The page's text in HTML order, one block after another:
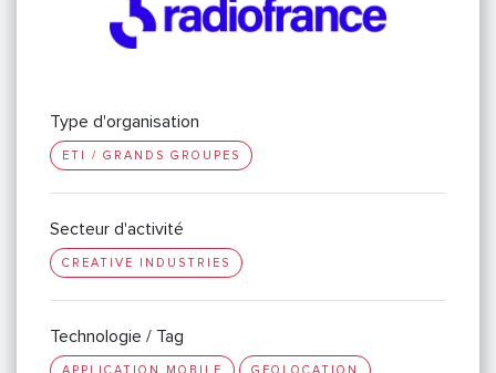
Type d'organisation
ETI / GRANDS GROUPES
Secteur d'activité
CREATIVE INDUSTRIES
Technologie / Tag
APPLICATION MOBILE GEOLOCATION